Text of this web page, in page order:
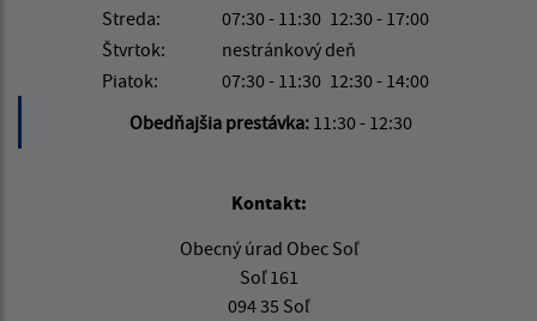
Streda:
07:30 - 11:30 12:30 - 17:00
Štvrtok:
nestránkový deň
Piatok:
07:30 - 11:30 12:30 - 14:00
Obedňajšia prestávka: 11:30 - 12:30
Kontakt:
Obecný úrad Obec Soľ
Soľ 161
094 35 Soľ